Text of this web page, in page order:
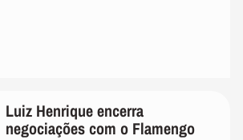
Luiz Henrique encerra
negociações com o Flamengo